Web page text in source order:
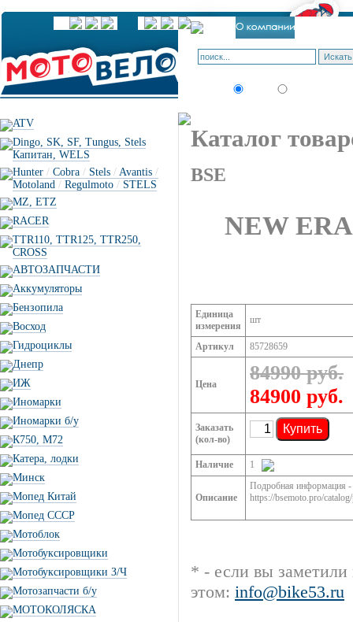
ATV
Dingo, SK, SF, Tungus, Stels
Капитан, WELS
Hunter / Cobra / Stels / Avantis /
Motoland / Regulmoto / STELS
MZ, ETZ
RACER
TTR110, TTR125, TTR250,
CROSS
АВТОЗАПЧАСТИ
Аккумуляторы
Бензопила
Восход
Гидроциклы
Днепр
ИЖ
Иномарки
Иномарки б/у
К750, М72
Катера, лодки
Минск
Мопед Китай
Мопед СССР
Мотоблок
Мотобуксировщики
Мотобуксировщики З/Ч
Мотозапчасти б/у
МОТОКОЛЯСКА
Каталог
BSE
NEW ERA
Единица
измерения
шт
Артикул 85728659
Цена
84990 руб.
84900 руб.
Заказать
(кол-во)
Купить
Наличие 1
Описание
Подробная информация -
https://bsemoto.pro/
* - если вы
этом: info@bike53.ru